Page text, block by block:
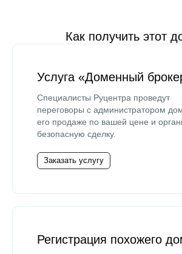
Как получить этот
Услуга «Доменный
Специалисты Руцентра проведут
переговоры с администратором
его продаже по вашей цене и
безопасную сделку.
Заказать услугу
Регистрация похожего